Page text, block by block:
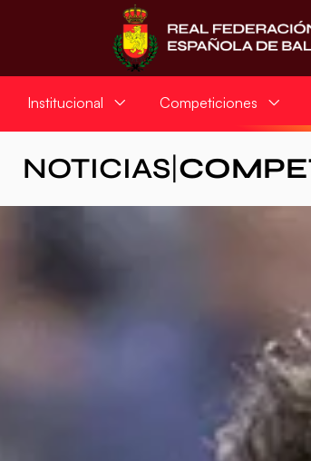
Institucional Competiciones
NOTICIAS